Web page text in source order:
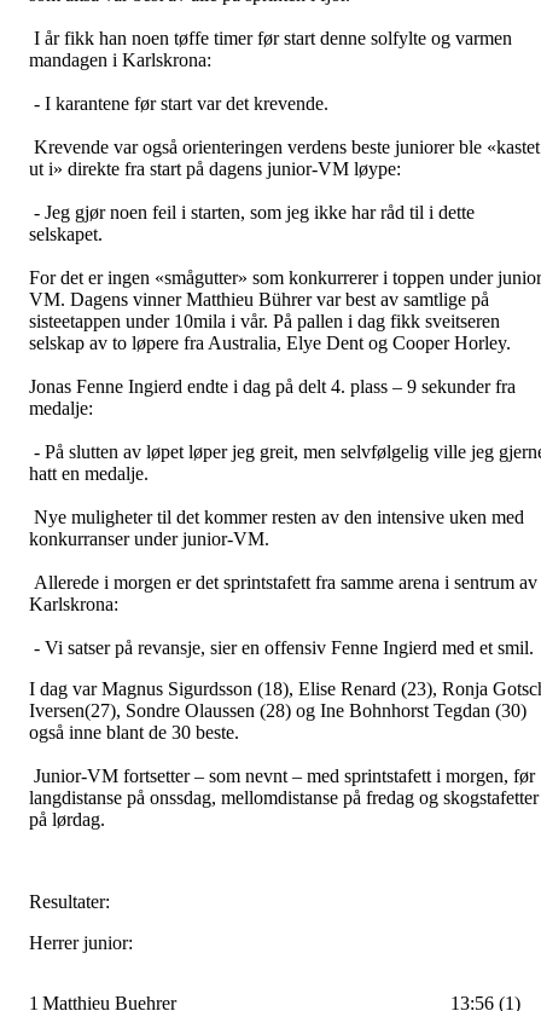
I år fikk han noen tøffe timer før start denne solfylte og varmen
mandagen i Karlskrona:
- I karantene før start var det krevende.
Krevende var også orienteringen verdens beste juniorer ble «kastet
ut i» direkte fra start på dagens junior-VM løype:
- Jeg gjør noen feil i starten, som jeg ikke har råd til i dette
selskapet.
For det er ingen «smågutter» som konkurrerer i toppen under
VM. Dagens vinner Matthieu Bührer var best av samtlige på
sisteetappen under 10mila i vår. På pallen i dag fikk sveitseren
selskap av to løpere fra Australia, Elye Dent og Cooper Horley.
Jonas Fenne Ingierd endte i dag på delt 4. plass – 9 sekunder fra
medalje:
- På slutten av løpet løper jeg greit, men selvfølgelig ville jeg
hatt en medalje.
Nye muligheter til det kommer resten av den intensive uken med
konkurranser under junior-VM.
Allerede i morgen er det sprintstafett fra samme arena i sentrum av
Karlskrona:
- Vi satser på revansje, sier en offensiv Fenne Ingierd med et smil.
I dag var Magnus Sigurdsson (18), Elise Renard (23), Ronja
Iversen(27), Sondre Olaussen (28) og Ine Bohnhorst Tegdan (30)
også inne blant de 30 beste.
Junior-VM fortsetter – som nevnt – med sprintstafett i morgen, før
langdistanse på onssdag, mellomdistanse på fredag og skogstafetter
på lørdag.
Resultater:
Herrer junior:
1 Matthieu Buehrer 13:56 (1)